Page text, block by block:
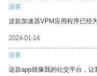
游客
这款加速器VPM应用程序已经
2024-01-14
游客
这款app就像我的社交平台，让